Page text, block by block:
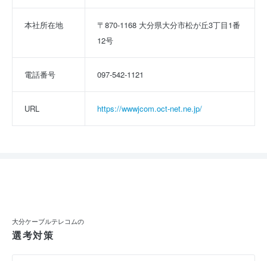
本社所在地
〒870-1168 大分県大分市松が丘3丁目1番
12号
電話番号 097-542-1121
URL https://wwwjcom.oct-net.ne.jp/
大分ケーブルテレコムの
選考対策